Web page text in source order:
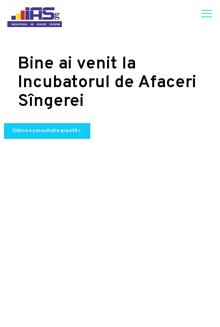
Bine ai venit la
Incubatorul de Afaceri
Sîngerei
Obține o consultație grauită chevron_right